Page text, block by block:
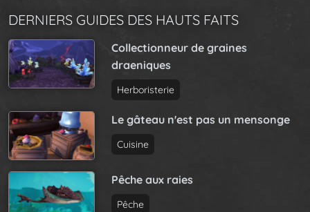
DERNIERS GUIDES DES HAUTS FAITS
Collectionneur de graines
draeniques
Herboristerie
Le gâteau n'est pas un mensonge
Cuisine
Pêche aux raies
Pêche